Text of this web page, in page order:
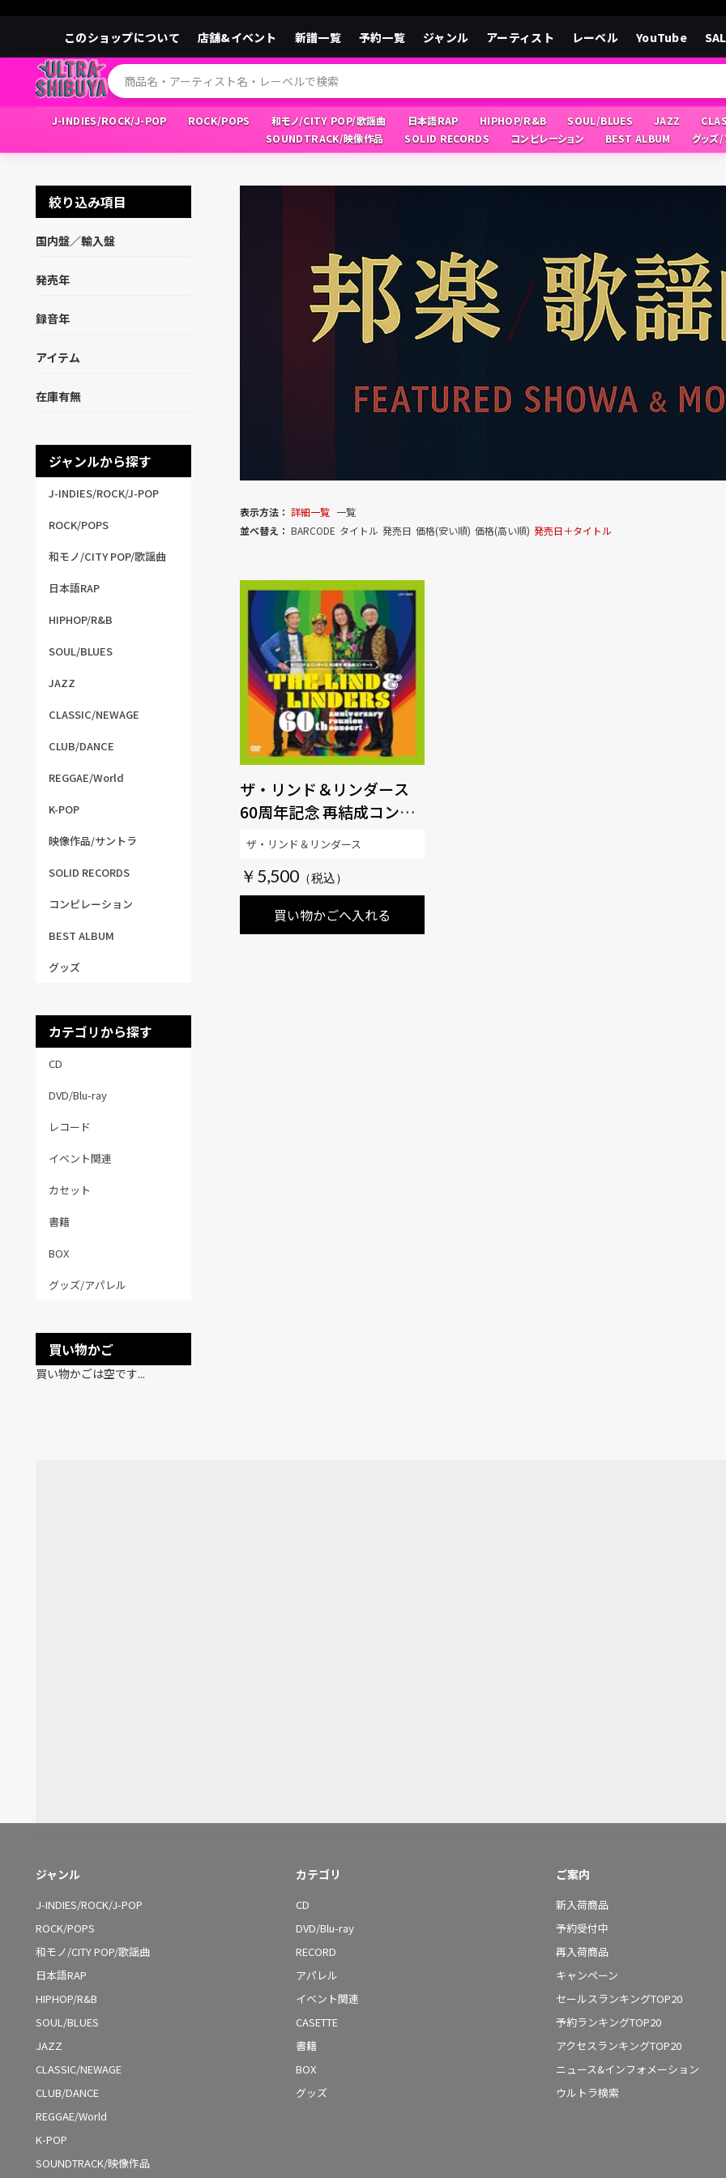
このショップについて 店舗&イベント 新譜一覧 予約一覧 ジャンル アーティスト レーベル YouTube
J-INDIES/ROCK/J-POP ROCK/POPS 和モノ/CITY POP/歌謡曲 日本語RAP HIPHOP/R&B SOUL/BLUES JAZZ
SOUNDTRACK/映像作品
SOLID RECORDS コンピレーション BEST ALBUM グッズ
絞り込み項目
国内盤／輸入盤
発売年
録音年
アイテム
在庫有無
ジャンルから探す
J-INDIES/ROCK/J-POP
ROCK/POPS
和モノ/CITY POP/歌謡曲
日本語RAP
HIPHOP/R&B
SOUL/BLUES
JAZZ
CLASSIC/NEWAGE
CLUB/DANCE
REGGAE/World
K-POP
映像作品/サントラ
SOLID RECORDS
コンピレーション
BEST ALBUM
グッズ
カテゴリから探す
CD
DVD/Blu-ray
レコード
イベント関連
カセット
書籍
BOX
グッズ/アパレル
買い物かご
買い物かごは空です...
表示方法： 詳細一覧 一覧
並べ替え： BARCODE タイトル 発売日 価格(安い順) 価格(高い順) 発売日＋タイトル
ザ・リンド＆リンダース
60周年記念 再結成コンサ
￥5,500
買い物かごへ入れる
ザ・リンド＆リンダース
ジャンル
J-INDIES/ROCK/J-POP
ROCK/POPS
和モノ/CITY POP/歌謡曲
日本語RAP
HIPHOP/R&B
SOUL/BLUES
JAZZ
CLASSIC/NEWAGE
CLUB/DANCE
REGGAE/World
K-POP
SOUNDTRACK/映像作品
カテゴリ
CD
DVD/Blu-ray
RECORD
アパレル
イベント関連
CASETTE
書籍
BOX
グッズ
ご案内
新入荷商品
予約受付中
再入荷商品
キャンペーン
セールスランキングTOP20
予約ランキングTOP20
アクセスランキングTOP20
ニュース&インフォメーション
ウルトラ検索